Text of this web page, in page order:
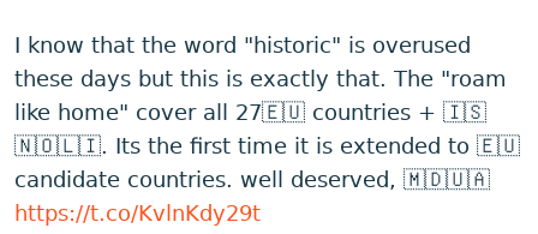
I know that the word "historic" is overused
these days but this is exactly that. The "roam
like home" cover all 27🇪🇺 countries + 🇮🇸
🇳🇴🇱🇮. Its the first time it is extended to 🇪🇺
candidate countries. well deserved, 🇲🇩🇺🇦
https://t.co/KvlnKdy29t